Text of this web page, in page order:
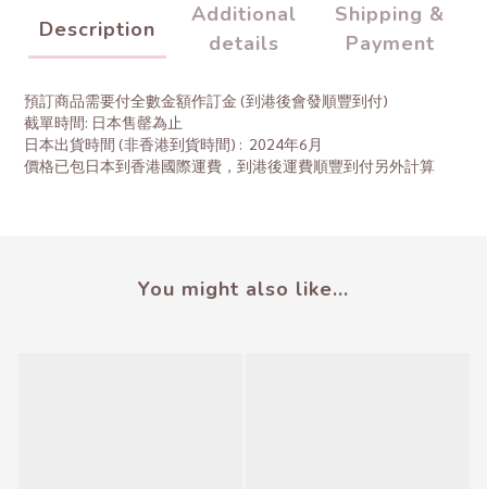
Description
Additional
details
Shipping &
Payment
預訂商品需要付全數金額作訂金 (到港後會發順豐到付)
截單時間: 日本售罄為止
日本出貨時間 (非香港到貨時間) : 2024年6月
價格已包日本到香港國際運費，到港後運費順豐到付另外計算
You might also like...